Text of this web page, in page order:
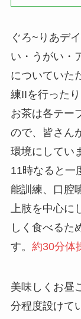
ぐろ~りあデ
い・うがい・
についていた
練IIを行った
お茶は各テー
ので、皆さん
環境にしてい
11時なると一
能訓練、口腔
上肢を中心に
しく食べるた
す。 約30分体
美味しくお昼
分程度設けて